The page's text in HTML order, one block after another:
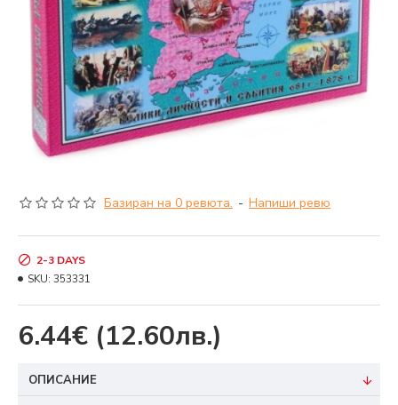
Базиран на 0 ревюта. - Напиши ревю
6.44€ (12.60лв.)
2-3 DAYS
SKU: 353331
ОПИСАНИЕ